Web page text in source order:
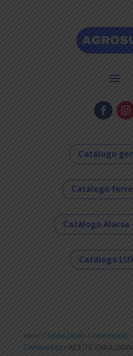
Catálogo
Catálogo
Catálogo Alarsa
Catálogo
Inicio / Linea Jardin / Insecticida
Derribantes / ACEITE